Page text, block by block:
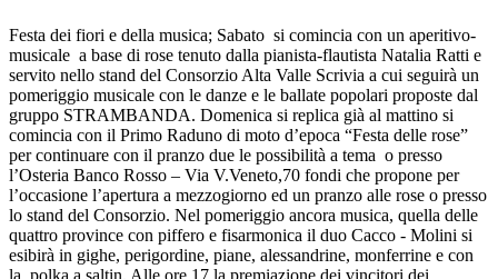
Festa dei fiori e della musica; Sabato si comincia con un aperitivo-
musicale a base di rose tenuto dalla pianista-flautista Natalia Ratti e
servito nello stand del Consorzio Alta Valle Scrivia a cui seguirà un
pomeriggio musicale con le danze e le ballate popolari proposte dal
gruppo STRAMBANDA. Domenica si replica già al mattino si
comincia con il Primo Raduno di moto d’epoca “Festa delle rose”
per continuare con il pranzo due le possibilità a tema o presso
l’Osteria Banco Rosso – Via V.Veneto,70 fondi che propone per
l’occasione l’apertura a mezzogiorno ed un pranzo alle rose o presso
lo stand del Consorzio. Nel pomeriggio ancora musica, quella delle
quattro province con piffero e fisarmonica il duo Cacco - Molini si
esibirà in gighe, perigordine, piane, alessandrine, monferrine e con
la polka a saltin. Alle ore 17 la premiazione dei vincitori dei